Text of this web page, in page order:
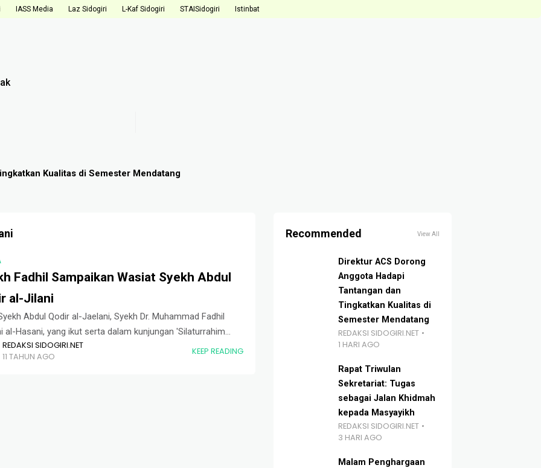
IASS Media Laz Sidogiri L-Kaf Sidogiri STAISidogiri Istinbat
Kualitas di Semester Mendatang
Fadhil Sampaikan Wasiat Syekh Abdul
al-Jilani
Abdul Qodir al-Jaelani, Syekh Dr. Muhammad Fadhil
al-Hasani, yang ikut serta dalam kunjungan 'Silaturrahim
Sufi dan Cendikiawan Muslim Se-Dunia' ke Pondok Pesantren
Rabu (25/11). Dalam
REDAKSI SIDOGIRI.NET
11 TAHUN AGO
KEEP READING
Recommended View All
Direktur ACS Dorong
Anggota Hadapi
Tantangan dan
Tingkatkan Kualitas di
Semester Mendatang
REDAKSI SIDOGIRI.NET
1 HARI AGO
Rapat Triwulan
Sekretariat: Tugas
sebagai Jalan Khidmah
kepada Masyayikh
REDAKSI SIDOGIRI.NET
3 HARI AGO
Malam Penghargaan